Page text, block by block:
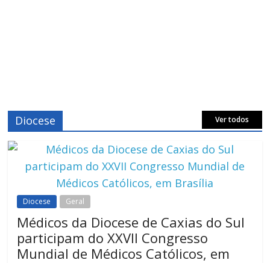
Diocese Ver todos
Diocese Geral
Médicos da Diocese de Caxias do Sul
participam do XXVII Congresso
Mundial de Médicos Católicos, em